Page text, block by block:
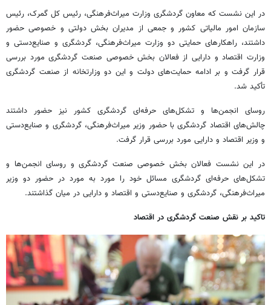
در این نشست که معاون گردشگری وزارت میراث‌فرهنگی، رئیس کل گمرک، رئیس
سازمان امور مالیاتی کشور و جمعی از مدیران بخش دولتی و خصوصی حضور
داشتند، راهکارهای حمایتی دو وزارت میراث‌فرهنگی، گردشگری و صنایع‌دستی و
وزارت اقتصاد و دارایی از فعالان بخش خصوصی صنعت گردشگری مورد بررسی
قرار گرفت و بر ادامه حمایت‌های دولت و این دو وزارتخانه از صنعت گردشگری
تأکید شد.
روسای انجمن‌ها و تشکل‌های حرفه‌ای گردشگری کشور نیز حضور داشتند
چالش‌های اقتصاد گردشگری با حضور وزیر میراث‌فرهنگی، گردشگری و صنایع‌دستی
و وزیر اقتصاد و دارایی مورد بررسی قرار گرفت.
در این نشست فعالان بخش خصوصی صنعت گردشگری و روسای انجمن‌ها و
تشکل‌های حرفه‌ای گردشگری مسائل خود را مورد به مورد در حضور دو وزیر
میراث‌فرهنگی، گردشگری و صنایع‌دستی و اقتصاد و دارایی در میان گذاشتند.
تاکید بر نقش صنعت گردشگری در اقتصاد